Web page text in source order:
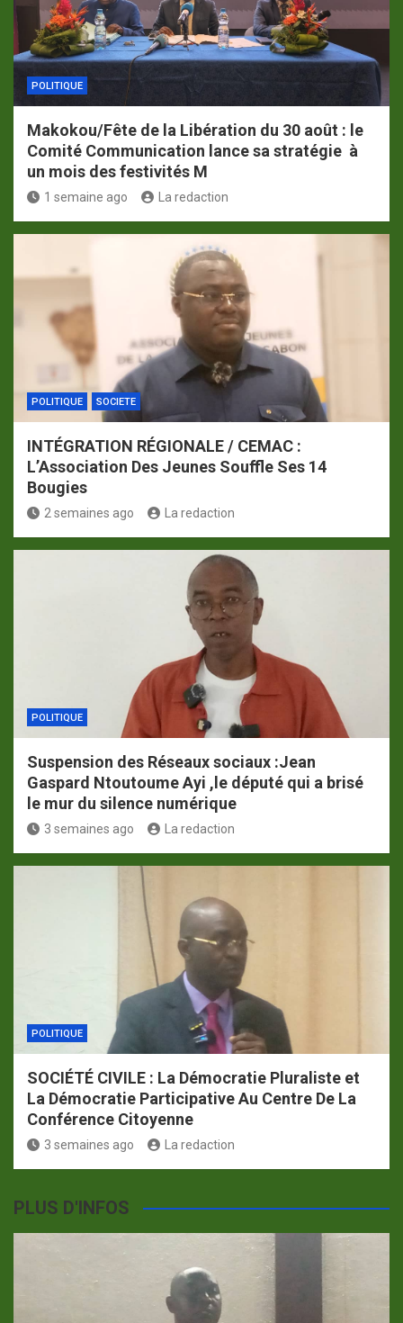
POLITIQUE
Makokou/Fête de la Libération du 30 août : le
Comité Communication lance sa stratégie à
un mois des festivités M
1 semaine ago La redaction
POLITIQUE SOCIETE
INTÉGRATION RÉGIONALE / CEMAC :
L’Association Des Jeunes Souffle Ses 14
Bougies
2 semaines ago La redaction
POLITIQUE
Suspension des Réseaux sociaux :Jean
Gaspard Ntoutoume Ayi ,le député qui a brisé
le mur du silence numérique
3 semaines ago La redaction
POLITIQUE
SOCIÉTÉ CIVILE : La Démocratie Pluraliste et
La Démocratie Participative Au Centre De La
Conférence Citoyenne
3 semaines ago La redaction
PLUS D'INFOS